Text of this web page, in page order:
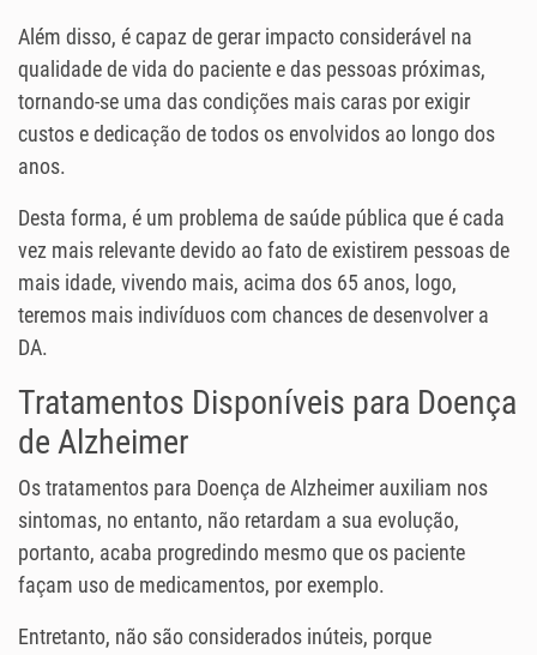
Além disso, é capaz de gerar impacto considerável na
qualidade de vida do paciente e das pessoas próximas,
tornando-se uma das condições mais caras por exigir
custos e dedicação de todos os envolvidos ao longo dos
anos.
Desta forma, é um problema de saúde pública que é cada
vez mais relevante devido ao fato de existirem pessoas de
mais idade, vivendo mais, acima dos 65 anos, logo,
teremos mais indivíduos com chances de desenvolver a
DA.
Tratamentos Disponíveis para Doença
de Alzheimer
Os tratamentos para Doença de Alzheimer auxiliam nos
sintomas, no entanto, não retardam a sua evolução,
portanto, acaba progredindo mesmo que os paciente
façam uso de medicamentos, por exemplo.
Entretanto, não são considerados inúteis, porque